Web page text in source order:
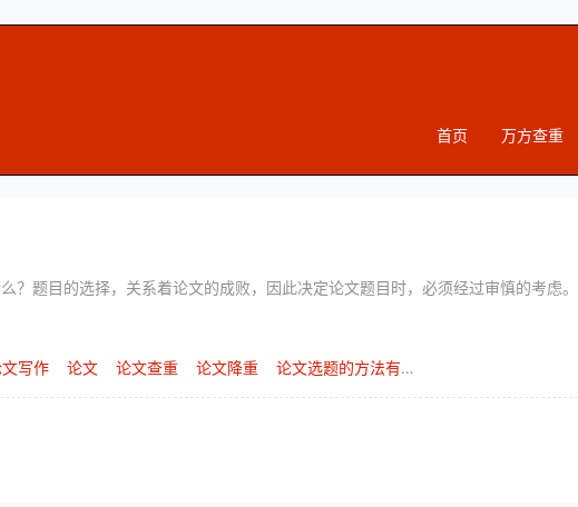
首页 万方查重
？题目的选择，关系着论文的成败，因此决定论文题目时，必须经过审慎的考虑。
写作 论文 论文查重 论文降重 论文选题的方法有哪些